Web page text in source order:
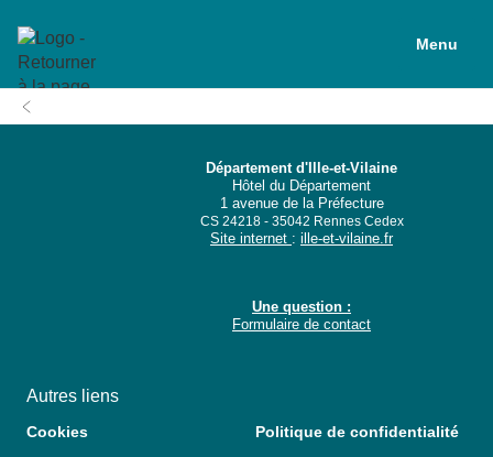
Menu
Département d'Ille-et-Vilaine
Hôtel du Département
1 avenue de la Préfecture
CS 24218 - 35042 Rennes Cedex
Site internet : ille-et-vilaine.fr
Une question :
Formulaire de contact
Autres liens
Cookies
Politique de confidentialité